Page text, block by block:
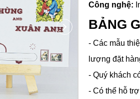
Công nghệ:
BẢNG
- Các mẫu
lượng đặt
- Quý khách
- Có thể hỗ